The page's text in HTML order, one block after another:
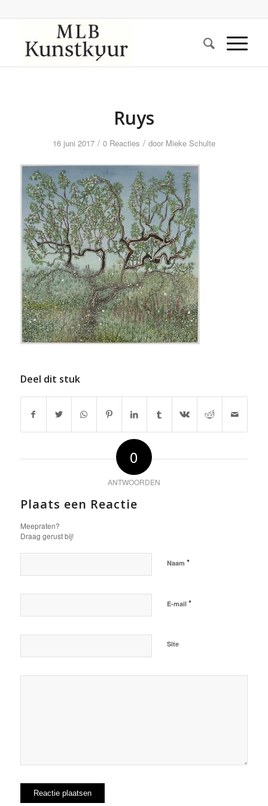
Ruys
16 juni 2017 / 0 Reacties / door Mieke Schulte
Deel dit stuk
0
ANTWOORDEN
Plaats een Reactie
Meepraten?
Draag gerust bij!
Naam *
E-mail *
Site